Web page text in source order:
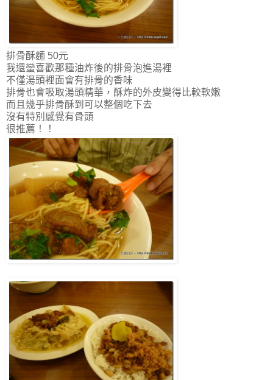
排骨酥麵 50元
我還蠻喜歡那種油炸後的排骨泡進湯裡
不僅湯頭裡面會有排骨的香味
排骨也會吸取湯頭精華，酥炸的外皮變得比較軟嫩
而且幾乎排骨酥到可以整個吃下去
沒有特別感覺有骨頭
很推薦！！